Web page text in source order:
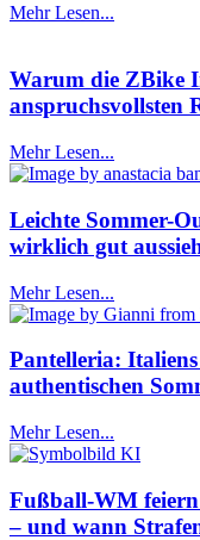
Mehr Lesen...
Warum die ZBike
anspruchsvollsten
Mehr Lesen...
Leichte Sommer-
wirklich gut
Mehr Lesen...
Pantelleria:
authentischen
Mehr Lesen...
Fußball-WM
– und wann